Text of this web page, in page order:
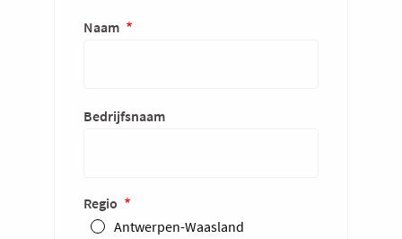
Naam
Bedrijfsnaam
Regio
Antwerpen-Waasland